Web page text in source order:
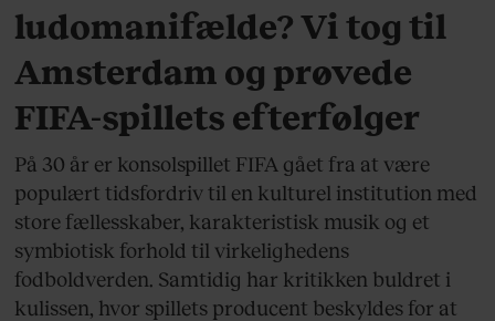
ludomanifælde? Vi tog til
Amsterdam og prøvede
FIFA-spillets efterfølger
På 30 år er konsolspillet FIFA gået fra at være
populært tidsfordriv til en kulturel institution med
store fællesskaber, karakteristisk musik og et
symbiotisk forhold til virkelighedens
fodboldverden. Samtidig har kritikken buldret i
kulissen, hvor spillets producent beskyldes for at